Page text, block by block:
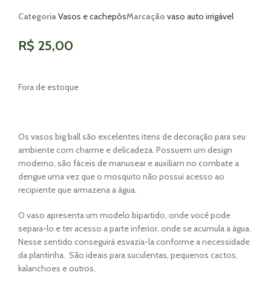
Categoria Vasos e cachepôsMarcação vaso auto irrigável
R$ 25,00
Fora de estoque
Os vasos big ball são excelentes itens de decoração para seu
ambiente com charme e delicadeza. Possuem um design
moderno, são fáceis de manusear e auxiliam no combate a
dengue uma vez que o mosquito não possui acesso ao
recipiente que armazena a água.
O vaso apresenta um modelo bipartido, onde você pode
separa-lo e ter acesso a parte inferior, onde se acumula a água.
Nesse sentido conseguirá esvazia-la conforme a necessidade
da plantinha. São ideais para suculentas, pequenos cactos,
kalanchoes e outros.